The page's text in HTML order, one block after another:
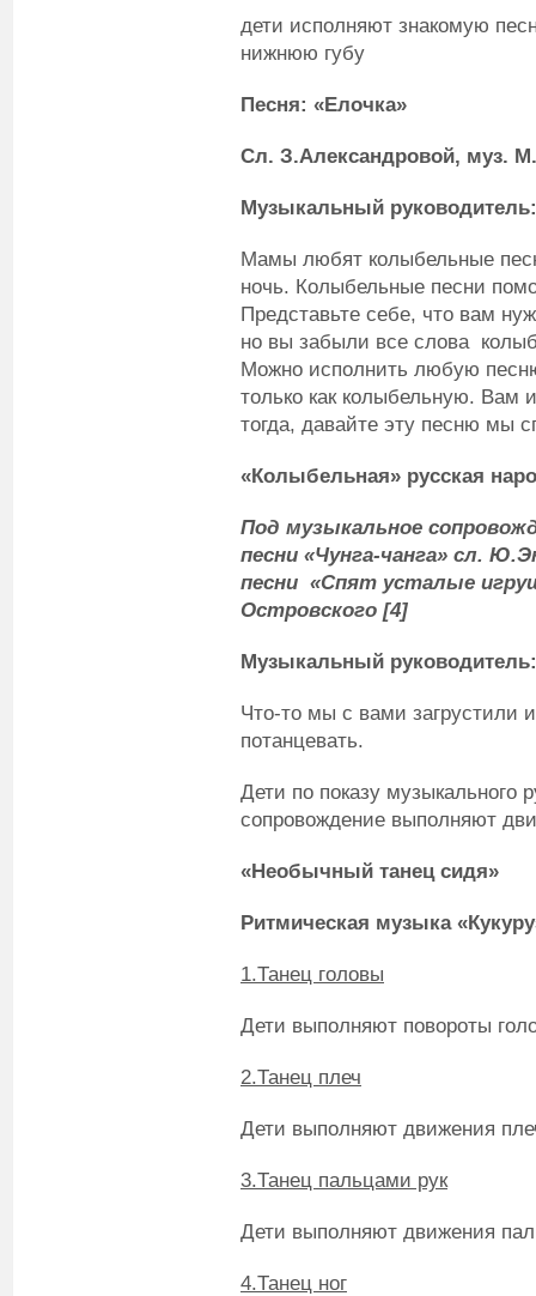
дети исполняют знакомую
нижнюю губу
Песня: «Елочка»
Сл. З.Александровой, муз.
Музыкальный руководитель:
Мамы любят колыбельные
ночь. Колыбельные песни
Представьте себе, что вам
но вы забыли все слова
Можно исполнить любую
только как колыбельную. Вам
тогда, давайте эту песню мы
«Колыбельная» русская
Под музыкальное
песни «Чунга-чанга» сл.
песни «Спят усталые
Островского [4]
Музыкальный руководитель:
Что-то мы с вами загрустили
потанцевать.
Дети по показу музыкального
сопровождение выполняют
«Необычный танец сидя»
Ритмическая музыка
1.Танец головы
Дети выполняют повороты
2.Танец плеч
Дети выполняют движения
3.Танец пальцами рук
Дети выполняют движения
4.Танец ног